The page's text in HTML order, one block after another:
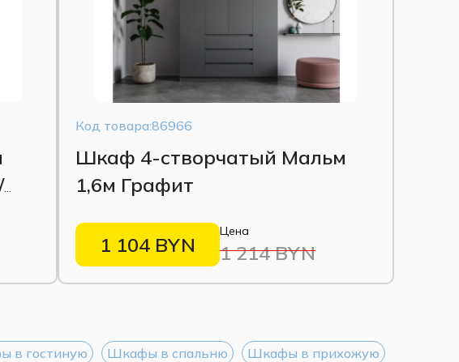
Код товара:86966
Шкаф 4-створчатый Мальм
1,6м Графит
Цена
1 214 BYN
1 104 BYN
в гостиную Шкафы в спальню
Шкафы в прихожую